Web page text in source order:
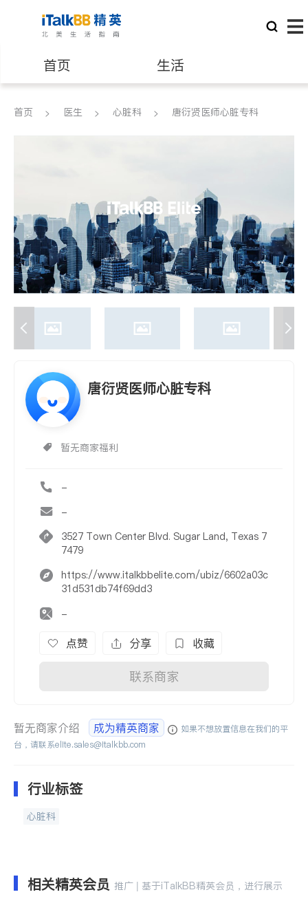
首页 生活
医生 律师
养老 非盈利组织
首页 医生 心脏科 唐衍贤医师心脏专科
唐衍贤医师心脏专科
暂无商家福利
-
-
3527 Town Center Blvd. Sugar Land, Texas 7
7479
https://www.italkbbelite.com/ubiz/6602a03c
31d531db74f69dd3
-
点赞 分享 收藏
联系商家
暂无商家介绍 成为精英商家
如果不想放置信息在我们的平
台，请联系elite.sales@italkbb.com
行业标签
心脏科
相关精英会员 推广 | 基于iTalkBB精英会员，进行展示